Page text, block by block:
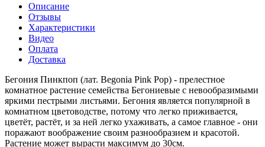
Описание
Отзывы
Характеристики
Видео
Оплата
Доставка
Бегония Пинкпоп (лат. Begonia Pink Pop) - прелестное
комнатное растение семейства Бегониевые с невообразимыми
яркими пестрыми листьями. Бегония является популярной в
комнатном цветоводстве, потому что легко приживается,
цветёт, растёт, и за ней легко ухаживать, а самое главное - они
поражают воображение своим разнообразием и красотой.
Растение может вырасти максимум до 30см.